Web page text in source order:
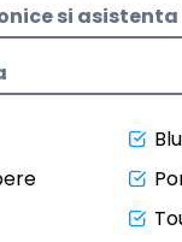
si asistenta